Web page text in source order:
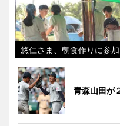
悠仁さま、朝食作りに参加
青森山田が